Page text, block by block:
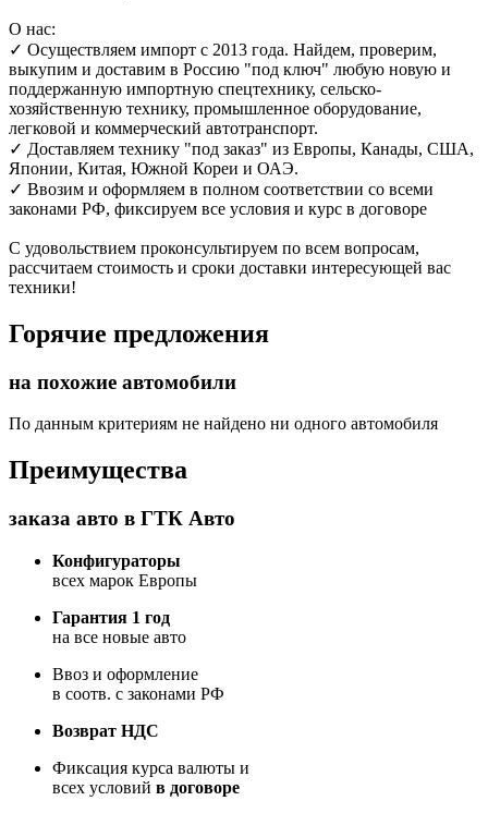
О нас:
✓ Осуществляем импорт с 2013 года. Найдем, проверим,
выкупим и доставим в Россию "под ключ" любую новую и
поддержанную импортную спецтехнику, сельско-
хозяйственную технику, промышленное оборудование,
легковой и коммерческий автотранспорт.
✓ Доставляем технику "под заказ" из Европы, Канады, США,
Японии, Китая, Южной Кореи и ОАЭ.
✓ Ввозим и оформляем в полном соответствии со всеми
законами РФ, фиксируем все условия и курс в договоре
С удовольствием проконсультируем по всем вопросам,
рассчитаем стоимость и сроки доставки интересующей вас
техники!
Горячие предложения
на похожие автомобили
По данным критериям не найдено ни одного автомобиля
Преимущества
заказа авто в ГТК Авто
Конфигураторы
всех марок Европы
Гарантия 1 год
на все новые авто
Ввоз и оформление
в соотв. с законами РФ
Возврат НДС
Фиксация курса валюты и
всех условий в договоре